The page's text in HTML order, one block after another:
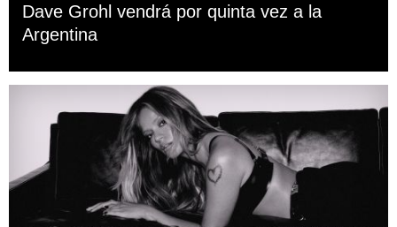
Dave Grohl vendrá por quinta vez a la
Argentina